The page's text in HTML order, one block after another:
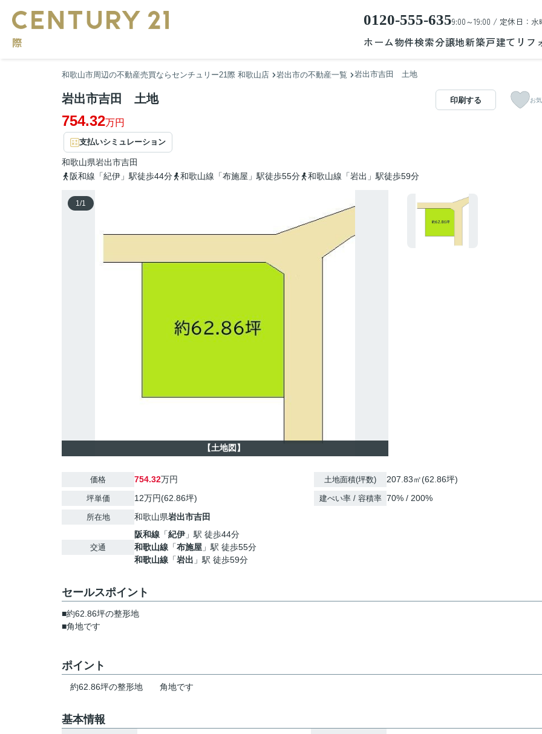
0120-555-6359:00～19:00 / 定休日：水
ホーム物件検索分譲地新築戸建て リフ
和歌山市周辺の不動産売買ならセンチュリー21際 和歌山店 岩出市の不動産一覧 岩出市吉田 土地
岩出市吉田 土地
754.32万円
支払いシミュレーション
和歌山県岩出市吉田
阪和線「紀伊」駅徒歩44分
和歌山線「布施屋」駅徒歩55分 和歌山線「岩出」駅徒歩59分
印刷する お
1/1
【土地図】
価格 754.32万円
坪単価 12万円(62.86坪)
所在地 和歌山県岩出市吉田
交通
阪和線 「紀伊 」駅 徒歩44分
和歌山線 「布施屋 」駅 徒歩55分
和歌山線 「岩出 」駅 徒歩59分
土地面積(坪数) 207.83㎡(62.86坪)
建ぺい率 / 容積率 70% / 200%
セールスポイント
■約62.86坪の整形地
■角地です
ポイント
約62.86坪の整形地 角地です
基本情報